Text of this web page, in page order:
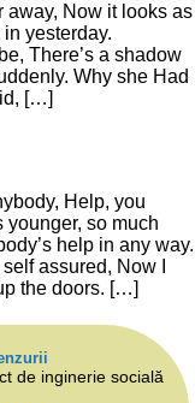
away, Now it looks as
yesterday.
There’s a shadow
Why she Had
[…]
Help, you
younger, so much
help in any way.
assured, Now I
the doors. […]
de inginerie socială